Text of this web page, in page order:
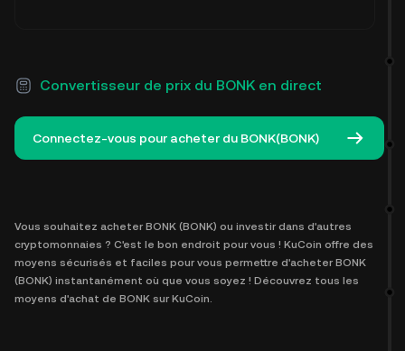
Convertisseur de prix du BONK en direct
Connectez-vous pour acheter du BONK(BONK)
Vous souhaitez acheter BONK (BONK) ou investir dans d'autres
cryptomonnaies ? C'est le bon endroit pour vous ! KuCoin offre des
moyens sécurisés et faciles pour vous permettre d'acheter BONK
(BONK) instantanément où que vous soyez ! Découvrez tous les
moyens d'achat de BONK sur KuCoin.